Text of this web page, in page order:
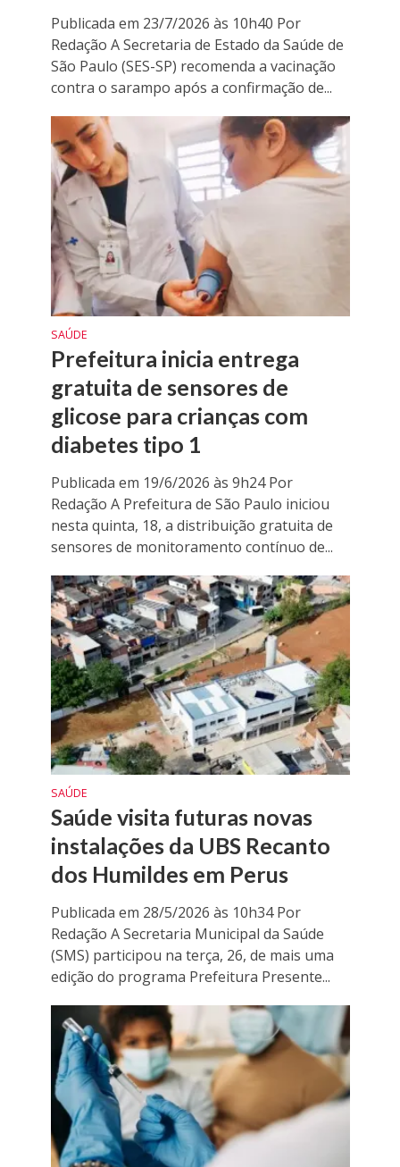
Publicada em 23/7/2026 às 10h40 Por
Redação A Secretaria de Estado da Saúde de
São Paulo (SES-SP) recomenda a vacinação
contra o sarampo após a confirmação de...
SAÚDE
Prefeitura inicia entrega
gratuita de sensores de
glicose para crianças com
diabetes tipo 1
Publicada em 19/6/2026 às 9h24 Por
Redação A Prefeitura de São Paulo iniciou
nesta quinta, 18, a distribuição gratuita de
sensores de monitoramento contínuo de...
SAÚDE
Saúde visita futuras novas
instalações da UBS Recanto
dos Humildes em Perus
Publicada em 28/5/2026 às 10h34 Por
Redação A Secretaria Municipal da Saúde
(SMS) participou na terça, 26, de mais uma
edição do programa Prefeitura Presente...